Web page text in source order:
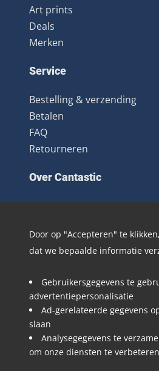
Art prints
Deals
Merken
Service
Bestelling & verzending
Betalen
FAQ
Retourneren
Over Cantastic
Over ons
Algemene voorwaarden
Nieuwsbrief
Blog
Volg @Cantastic.nl en
Door op "Accepteren" te
dat we bepaalde informatie
Gebruikersgegevens te
advertentiepersonalisatie
Ad-gerelateerde gegevens
slaan
Analysegegevens te
om onze diensten te verbeteren